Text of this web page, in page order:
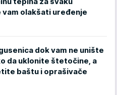
olakšati uređenje
dok vam ne unište
da uklonite štetočine, a
baštu i oprašivače